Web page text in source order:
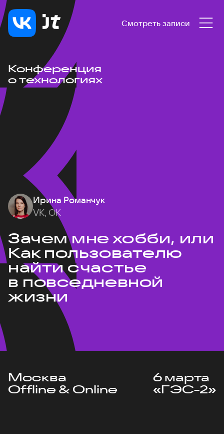
Смотреть записи
Конференция
о технологиях
Ирина Романчук
VK, ОК
Зачем мне хобби, или
Как пользователю
найти счастье
в повседневной
жизни
Москва
Offline & Online
6 марта
«ГЭС-2»